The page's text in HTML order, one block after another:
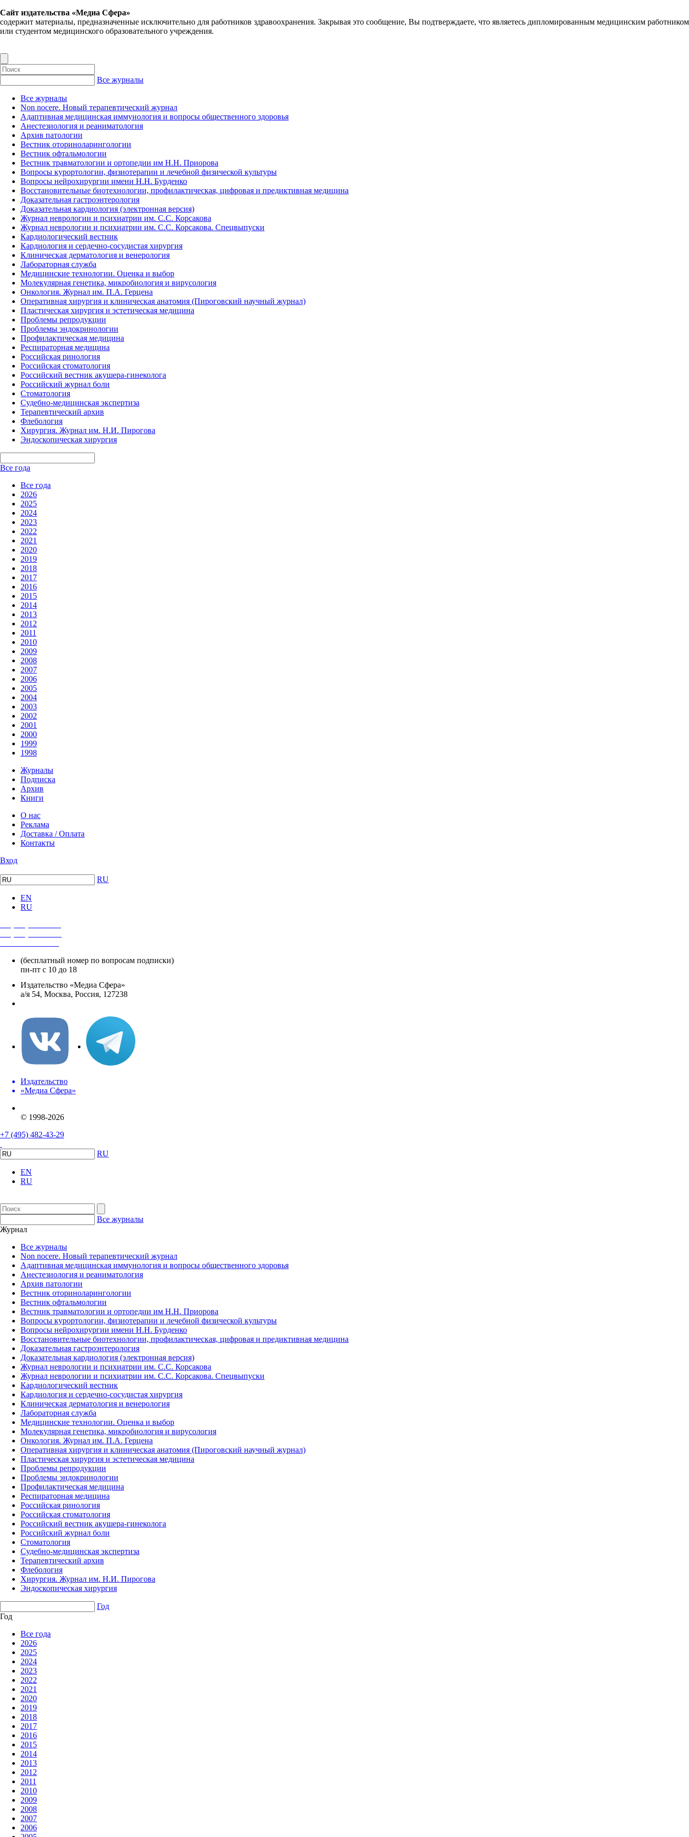
Сайт издательства «Медиа Сфера»
содержит материалы, предназначенные исключительно для работников здравоохранения. Закрывая это сообщение, Вы подтверждаете, что являетесь дипломированным медицинским работником
или студентом медицинского образовательного учреждения.
Все журналы
Все журналы
Non nocere. Новый терапевтический журнал
Адаптивная медицинская иммунология и вопросы общественного здоровья
Анестезиология и реаниматология
Архив патологии
Вестник оториноларингологии
Вестник офтальмологии
Вестник травматологии и ортопедии им Н.Н. Приорова
Вопросы курортологии, физиотерапии и лечебной физической культуры
Вопросы нейрохирургии имени Н.Н. Бурденко
Восстановительные биотехнологии, профилактическая, цифровая и предиктивная медицина
Доказательная гастроэнтерология
Доказательная кардиология (электронная версия)
Журнал неврологии и психиатрии им. С.С. Корсакова
Журнал неврологии и психиатрии им. С.С. Корсакова. Спецвыпуски
Кардиологический вестник
Кардиология и сердечно-сосудистая хирургия
Клиническая дерматология и венерология
Лабораторная служба
Медицинские технологии. Оценка и выбор
Молекулярная генетика, микробиология и вирусология
Онкология. Журнал им. П.А. Герцена
Оперативная хирургия и клиническая анатомия (Пироговский научный журнал)
Пластическая хирургия и эстетическая медицина
Проблемы репродукции
Проблемы эндокринологии
Профилактическая медицина
Респираторная медицина
Российская ринология
Российская стоматология
Российский вестник акушера-гинеколога
Российский журнал боли
Стоматология
Судебно-медицинская экспертиза
Терапевтический архив
Флебология
Хирургия. Журнал им. Н.И. Пирогова
Эндоскопическая хирургия
Все года
Все года
2026
2025
2024
2023
2022
2021
2020
2019
2018
2017
2016
2015
2014
2013
2012
2011
2010
2009
2008
2007
2006
2005
2004
2003
2002
2001
2000
1999
1998
Журналы
Подписка
Архив
Книги
О нас
Реклама
Доставка / Оплата
Контакты
Вход
RU
EN
RU
(бесплатный номер по вопросам подписки)
пн-пт с 10 до 18
Издательство «Медиа Сфера»
а/я 54, Москва, Россия, 127238
Издательство
«Медиа Сфера»
© 1998-2026
+7 (495) 482-43-29
RU
EN
RU
Все журналы
Журнал
Все журналы
Non nocere. Новый терапевтический журнал
Адаптивная медицинская иммунология и вопросы общественного здоровья
Анестезиология и реаниматология
Архив патологии
Вестник оториноларингологии
Вестник офтальмологии
Вестник травматологии и ортопедии им Н.Н. Приорова
Вопросы курортологии, физиотерапии и лечебной физической культуры
Вопросы нейрохирургии имени Н.Н. Бурденко
Восстановительные биотехнологии, профилактическая, цифровая и предиктивная медицина
Доказательная гастроэнтерология
Доказательная кардиология (электронная версия)
Журнал неврологии и психиатрии им. С.С. Корсакова
Журнал неврологии и психиатрии им. С.С. Корсакова. Спецвыпуски
Кардиологический вестник
Кардиология и сердечно-сосудистая хирургия
Клиническая дерматология и венерология
Лабораторная служба
Медицинские технологии. Оценка и выбор
Молекулярная генетика, микробиология и вирусология
Онкология. Журнал им. П.А. Герцена
Оперативная хирургия и клиническая анатомия (Пироговский научный журнал)
Пластическая хирургия и эстетическая медицина
Проблемы репродукции
Проблемы эндокринологии
Профилактическая медицина
Респираторная медицина
Российская ринология
Российская стоматология
Российский вестник акушера-гинеколога
Российский журнал боли
Стоматология
Судебно-медицинская экспертиза
Терапевтический архив
Флебология
Хирургия. Журнал им. Н.И. Пирогова
Эндоскопическая хирургия
Год
Год
Все года
2026
2025
2024
2023
2022
2021
2020
2019
2018
2017
2016
2015
2014
2013
2012
2011
2010
2009
2008
2007
2006